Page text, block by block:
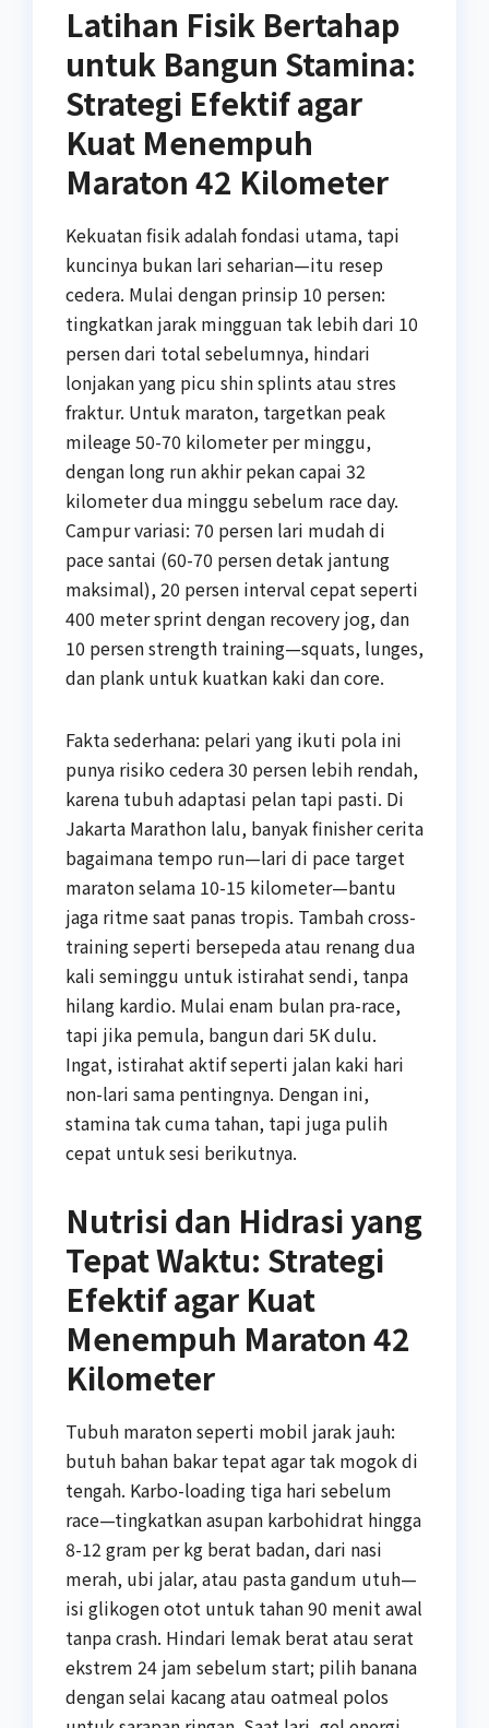
Latihan Fisik Bertahap
untuk Bangun Stamina:
Strategi Efektif agar
Kuat Menempuh
Maraton 42 Kilometer
Kekuatan fisik adalah fondasi utama, tapi
kuncinya bukan lari seharian—itu resep
cedera. Mulai dengan prinsip 10 persen:
tingkatkan jarak mingguan tak lebih dari 10
persen dari total sebelumnya, hindari
lonjakan yang picu shin splints atau stres
fraktur. Untuk maraton, targetkan peak
mileage 50-70 kilometer per minggu,
dengan long run akhir pekan capai 32
kilometer dua minggu sebelum race day.
Campur variasi: 70 persen lari mudah di
pace santai (60-70 persen detak jantung
maksimal), 20 persen interval cepat seperti
400 meter sprint dengan recovery jog, dan
10 persen strength training—squats, lunges,
dan plank untuk kuatkan kaki dan core.
Fakta sederhana: pelari yang ikuti pola ini
punya risiko cedera 30 persen lebih rendah,
karena tubuh adaptasi pelan tapi pasti. Di
Jakarta Marathon lalu, banyak finisher cerita
bagaimana tempo run—lari di pace target
maraton selama 10-15 kilometer—bantu
jaga ritme saat panas tropis. Tambah cross-
training seperti bersepeda atau renang dua
kali seminggu untuk istirahat sendi, tanpa
hilang kardio. Mulai enam bulan pra-race,
tapi jika pemula, bangun dari 5K dulu.
Ingat, istirahat aktif seperti jalan kaki hari
non-lari sama pentingnya. Dengan ini,
stamina tak cuma tahan, tapi juga pulih
cepat untuk sesi berikutnya.
Nutrisi dan Hidrasi yang
Tepat Waktu: Strategi
Efektif agar Kuat
Menempuh Maraton 42
Kilometer
Tubuh maraton seperti mobil jarak jauh:
butuh bahan bakar tepat agar tak mogok di
tengah. Karbo-loading tiga hari sebelum
race—tingkatkan asupan karbohidrat hingga
8-12 gram per kg berat badan, dari nasi
merah, ubi jalar, atau pasta gandum utuh—
isi glikogen otot untuk tahan 90 menit awal
tanpa crash. Hindari lemak berat atau serat
ekstrem 24 jam sebelum start; pilih banana
dengan selai kacang atau oatmeal polos